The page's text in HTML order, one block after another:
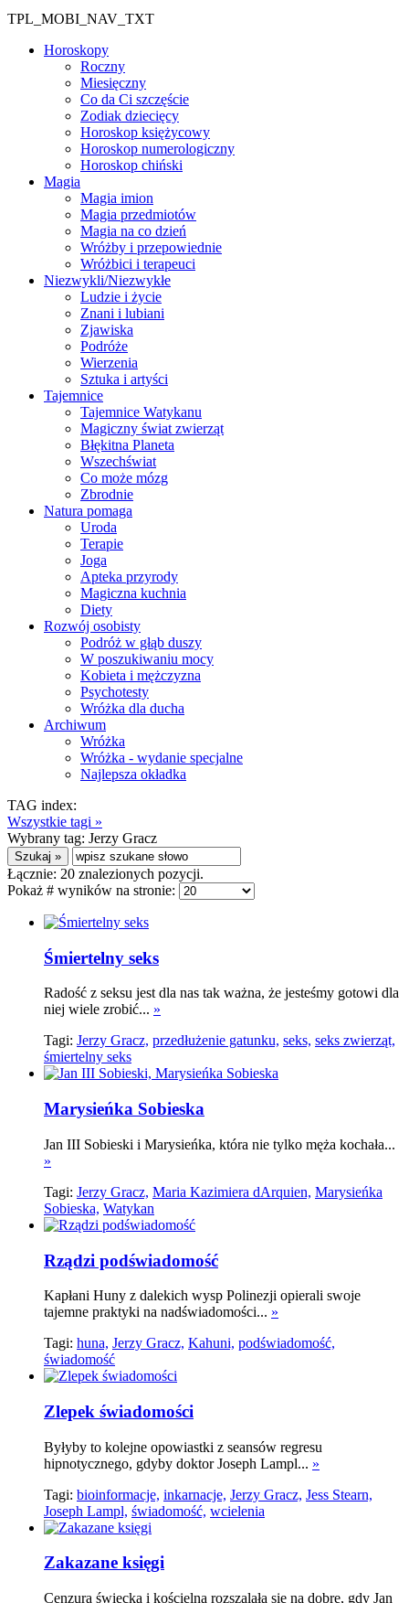
TPL_MOBI_NAV_TXT
Horoskopy
Roczny
Miesięczny
Co da Ci szczęście
Zodiak dziecięcy
Horoskop księżycowy
Horoskop numerologiczny
Horoskop chiński
Magia
Magia imion
Magia przedmiotów
Magia na co dzień
Wróżby i przepowiednie
Wróżbici i terapeuci
Niezwykli/Niezwykłe
Ludzie i życie
Znani i lubiani
Zjawiska
Podróże
Wierzenia
Sztuka i artyści
Tajemnice
Tajemnice Watykanu
Magiczny świat zwierząt
Błękitna Planeta
Wszechświat
Co może mózg
Zbrodnie
Natura pomaga
Uroda
Terapie
Joga
Apteka przyrody
Magiczna kuchnia
Diety
Rozwój osobisty
Podróż w głąb duszy
W poszukiwaniu mocy
Kobieta i mężczyzna
Psychotesty
Wróżka dla ducha
Archiwum
Wróżka
Wróżka - wydanie specjalne
Najlepsza okładka
TAG index:
Wszystkie tagi »
Wybrany tag: Jerzy Gracz
Łącznie: 20 znalezionych pozycji.
Pokaż # wyników na stronie:
Śmiertelny seks
Radość z seksu jest dla nas tak ważna, że jesteśmy gotowi dla
niej wiele zrobić... »
Tagi: Jerzy Gracz, przedłużenie gatunku, seks, seks zwierząt,
śmiertelny seks
Marysieńka Sobieska
Jan III Sobieski i Marysieńka, która nie tylko męża kochała...
»
Tagi: Jerzy Gracz, Maria Kazimiera dArquien, Marysieńka
Sobieska, Watykan
Rządzi podświadomość
Kapłani Huny z dalekich wysp Polinezji opierali swoje
tajemne praktyki na nadświadomości... »
Tagi: huna, Jerzy Gracz, Kahuni, podświadomość,
świadomość
Zlepek świadomości
Byłyby to kolejne opowiastki z seansów regresu
hipnotycznego, gdyby doktor Joseph Lampl... »
Tagi: bioinformacje, inkarnacje, Jerzy Gracz, Jess Stearn,
Joseph Lampl, świadomość, wcielenia
Zakazane księgi
Cenzura świecka i kościelna rozszalała się na dobre, gdy Jan